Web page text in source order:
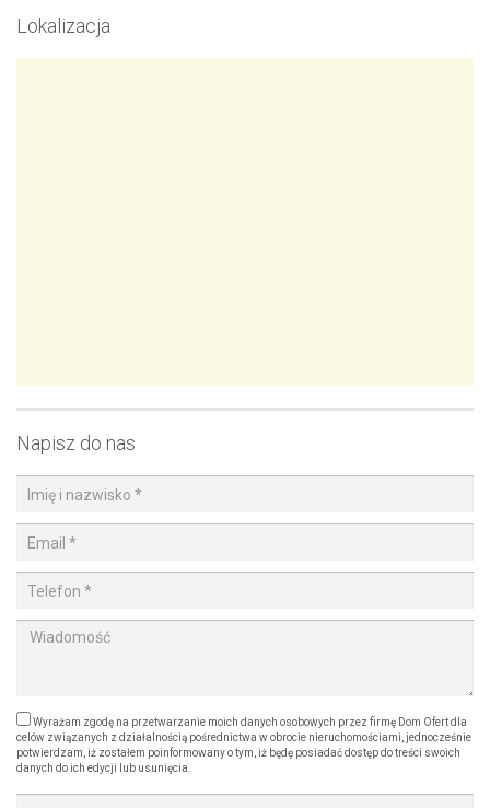
Lokalizacja
Napisz do nas
Wyrażam zgodę na przetwarzanie moich danych osobowych przez firmę Dom Ofert dla
celów związanych z działalnością pośrednictwa w obrocie nieruchomościami, jednocześnie
potwierdzam, iż zostałem poinformowany o tym, iż będę posiadać dostęp do treści swoich
danych do ich edycji lub usunięcia.